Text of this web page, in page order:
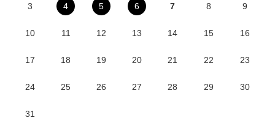
3 4 5 6 7 8 9
10 11 12 13 14 15 16
17 18 19 20 21 22 23
24 25 26 27 28 29 30
31